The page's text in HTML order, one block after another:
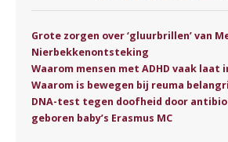
Grote zorgen over ‘gluurbrillen’ van
Nierbekkenontsteking
Waarom mensen met ADHD vaak laat
Waarom is bewegen bij reuma
DNA-test tegen doofheid door
geboren baby’s Erasmus MC